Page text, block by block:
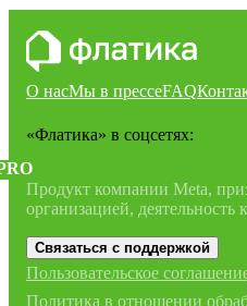
О насМы в прессеFAQ
«Флатика» в соцсетях:
Продукт компании Meta,
организацией,
Связаться с поддержкой
Пользовательское
Политика в отношении